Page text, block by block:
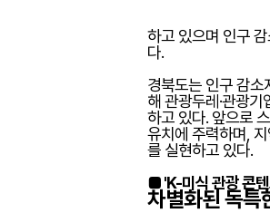
하고 있으며 인구
다.
경북도는 인구 감
해 관광두레·관광
하고 있다. 앞으로
유치에 주력하며,
를 실현하고 있다.
■ 'K-미식 관광 콘
차별화된 독특